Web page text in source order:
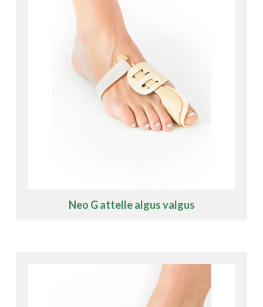
Neo G attelle algus valgus